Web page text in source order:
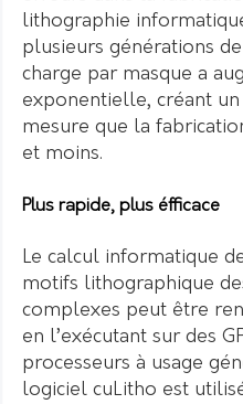
lithographie
plusieurs générations
charge par masque a
exponentielle, créant
mesure que la
et moins.
Plus rapide, plus éfficace
Le calcul informatique
motifs lithographique
complexes peut être
en l’exécutant sur des
processeurs à usage
logiciel cuLitho est